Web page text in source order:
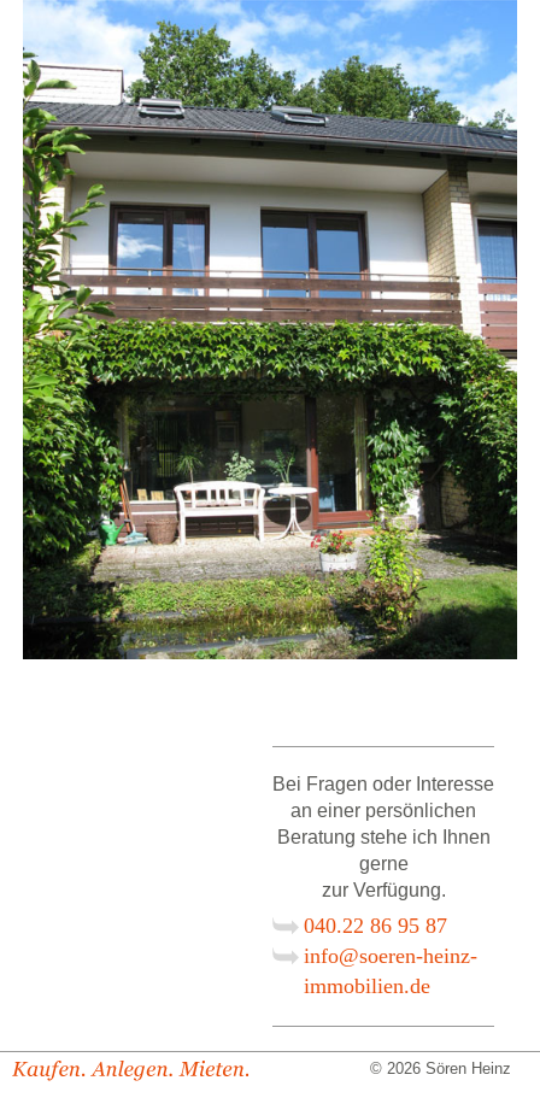
Bei Fragen oder Interesse
an einer persönlichen
Beratung stehe ich Ihnen
gerne
zur Verfügung.
040.22 86 95 87
info@soeren-heinz-
immobilien.de
© 2026 Sören Heinz